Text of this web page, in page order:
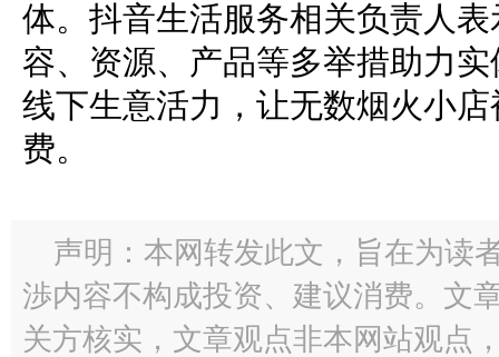
体。抖音生活服务相关负责人
容、资源、产品等多举措助力
线下生意活力，让无数烟火小
费。
声明：本网转发此文，旨在为读
渉内容不构成投资、建议消费。文
关方核实，文章观点非本网站观点